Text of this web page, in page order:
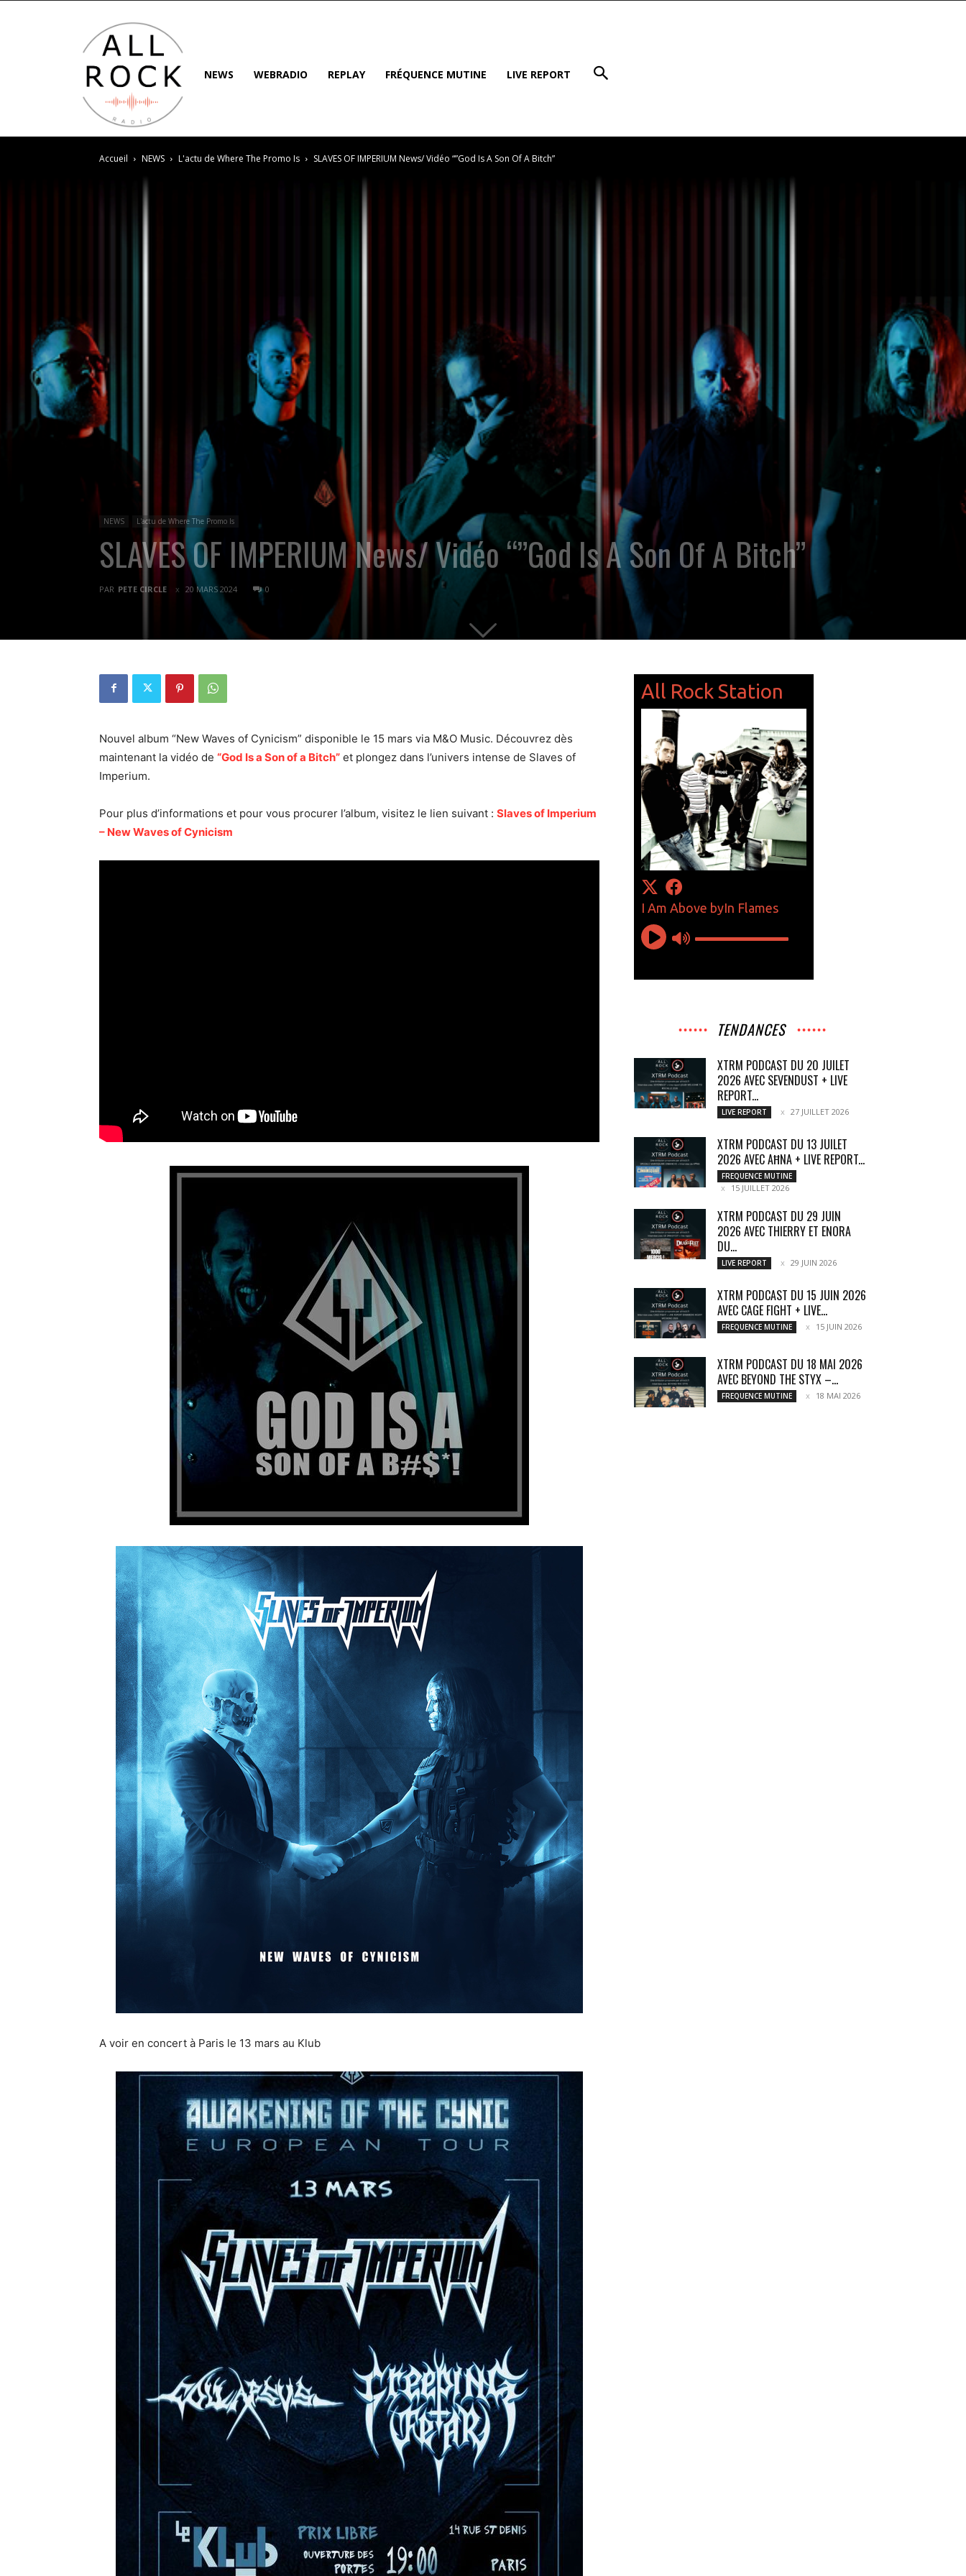
NEWS WEBRADIO REPLAY FRÉQUENCE MUTINE LIVE REPORT
Accueil NEWS L'actu de Where The Promo Is SLAVES OF IMPERIUM News/ Vidéo “”God Is A Son Of A Bitch”
NEWS L'actu de Where The Promo Is
SLAVES OF IMPERIUM News/ Vidéo “”God Is A Son Of A Bitch”
PAR PETE CIRCLE 20 MARS 2024 0
Nouvel album “New Waves of Cynicism” disponible le 15 mars via M&O Music. Découvrez dès
maintenant la vidéo de “God Is a Son of a Bitch” et plongez dans l’univers intense de Slaves of
Imperium.
Pour plus d’informations et pour vous procurer l’album, visitez le lien suivant : Slaves of Imperium
– New Waves of Cynicism
A voir en concert à Paris le 13 mars au Klub
TENDANCES
XTRM PODCAST DU 20 JUILET
2026 AVEC SEVENDUST + LIVE
REPORT...
LIVE REPORT 27 JUILLET 2026
XTRM PODCAST DU 13 JUILET
2026 AVEC AĦNA + LIVE REPORT...
FREQUENCE MUTINE
15 JUILLET 2026
XTRM PODCAST DU 29 JUIN
2026 AVEC THIERRY ET ENORA
DU...
LIVE REPORT 29 JUIN 2026
XTRM PODCAST DU 15 JUIN 2026
AVEC CAGE FIGHT + LIVE...
FREQUENCE MUTINE 15 JUIN 2026
XTRM PODCAST DU 18 MAI 2026
AVEC BEYOND THE STYX –...
FREQUENCE MUTINE 18 MAI 2026